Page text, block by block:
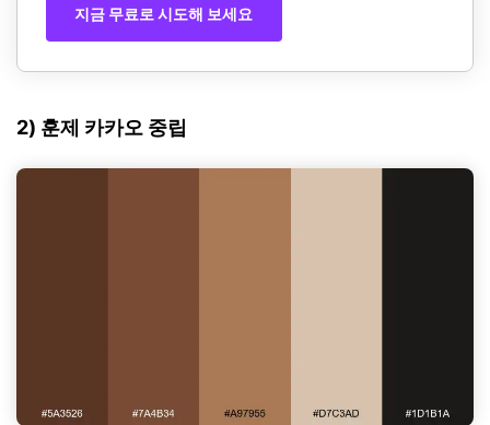
지금 무료로 시도해 보세요
2) 훈제 카카오 중립